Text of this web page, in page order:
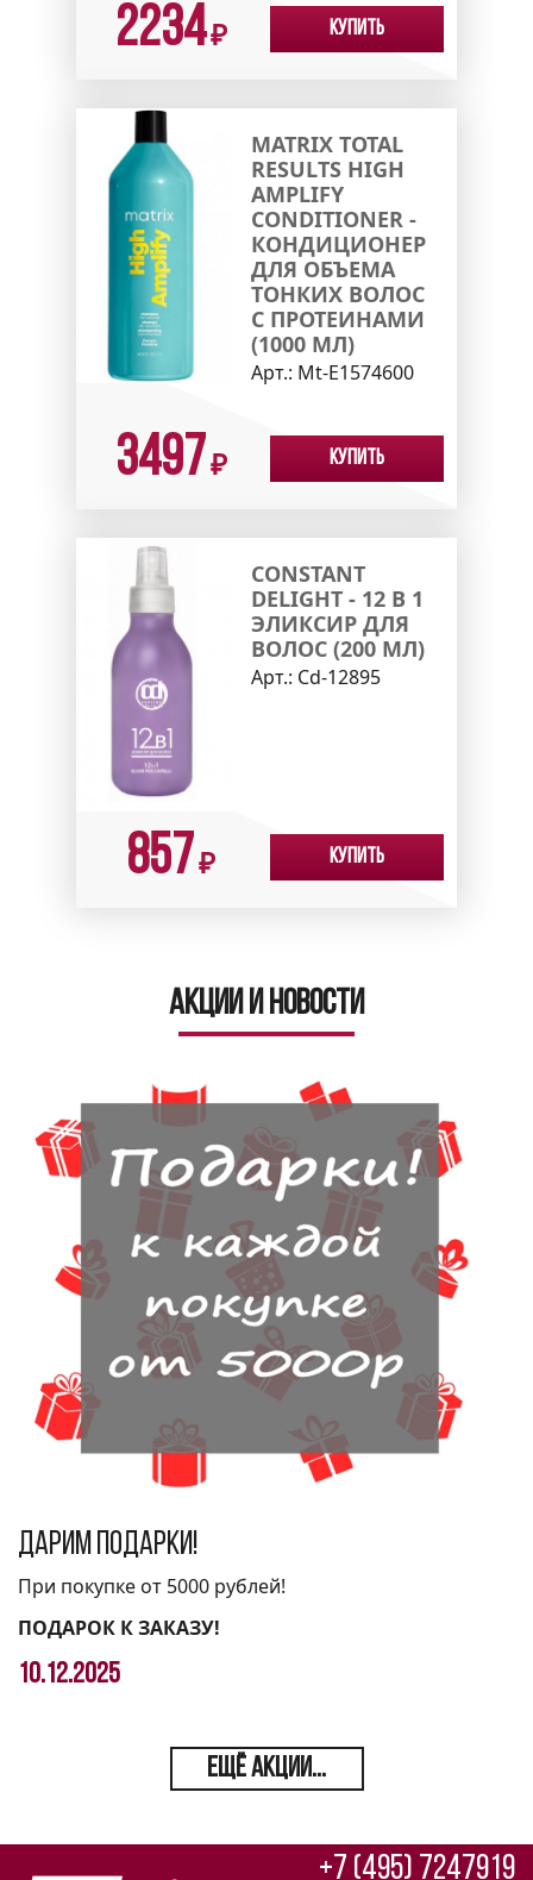
2234₽ Купить
MATRIX TOTAL
RESULTS HIGH
AMPLIFY
CONDITIONER -
КОНДИЦИОНЕР
ДЛЯ ОБЪЕМА
ТОНКИХ ВОЛОС
С ПРОТЕИНАМИ
(1000 МЛ)
Арт.: Mt-E1574600
3497₽ Купить
CONSTANT
DELIGHT - 12 В 1
ЭЛИКСИР ДЛЯ
ВОЛОС (200 МЛ)
Арт.: Cd-12895
857₽ Купить
Акции и новости
Дарим подарки!
При покупке от 5000 рублей!
ПОДАРОК К ЗАКАЗУ!
10.12.2025
ЕЩЁ АКЦИИ...
+7 (495) 7247919